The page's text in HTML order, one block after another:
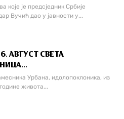
које је предсједник Србије
Вучић дао у јавности у...
АВГУСТ СВЕТА
Урбана, идолопоклоника, из
живота...